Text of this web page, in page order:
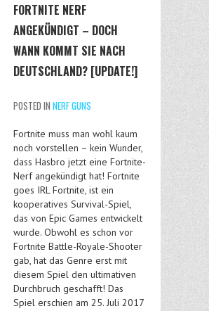
FORTNITE NERF
ANGEKÜNDIGT – DOCH
WANN KOMMT SIE NACH
DEUTSCHLAND? [UPDATE!]
POSTED IN NERF GUNS
Fortnite muss man wohl kaum
noch vorstellen – kein Wunder,
dass Hasbro jetzt eine Fortnite-
Nerf angekündigt hat! Fortnite
goes IRL Fortnite, ist ein
kooperatives Survival-Spiel,
das von Epic Games entwickelt
wurde. Obwohl es schon vor
Fortnite Battle-Royale-Shooter
gab, hat das Genre erst mit
diesem Spiel den ultimativen
Durchbruch geschafft! Das
Spiel erschien am 25. Juli 2017